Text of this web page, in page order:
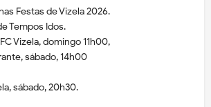
Festas de Vizela 2026.
Tempos Idos.
Vizela, domingo 11h00,
sábado, 14h00
sábado, 20h30.